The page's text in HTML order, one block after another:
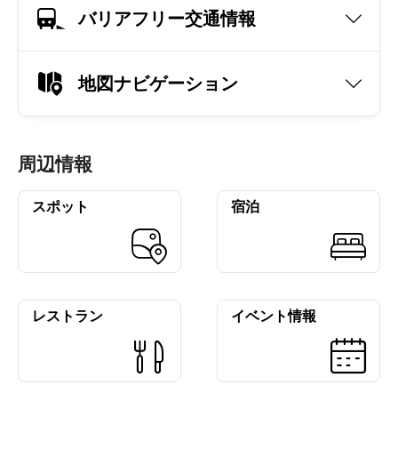
バリアフリー交通情報
地図ナビゲーション
周辺情報
スポット 宿泊
レストラン イベント情報